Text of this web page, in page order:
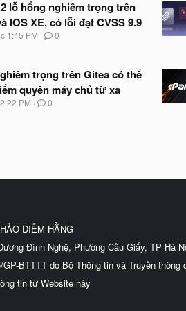
lỗ hổng nghiêm trọng trên
IOS XE, có lỗi đạt CVSS 9.9
1:45 PM 0
trọng trên Gitea có thể
quyền máy chủ từ xa
PM 0
DIỄM HẰNG
Đình Nghệ, Phường Cầu Giấy, TP Hà
BTTTT do Bộ Thông tin và Truyền thông
tin từ Website này